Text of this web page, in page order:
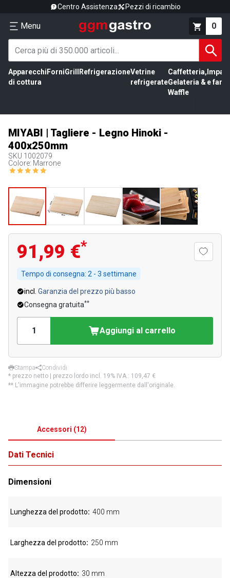
Centro Assistenza Pezzi di ricambio
Menu 0
Apparecchi
di cottura
ForniGrill RefrigerazioneVetrine
refrigerate
Caffetteria,
Gelateria &
Waffle
e
MIYABI | Tagliere - Legno Hinoki -
400x250mm
SKU 1002079
Colore: Marrone
91,99 €*
Tempo di consegna: 2 - 3 settimane
incl. Garanzia del prezzo più basso
Consegna gratuita**
Aggiungi al carrello
Stampa
Condividi
* prezzo netto | prezzo lordo incl. 19% IVA.: 109,47 €
** L'immagine potrebbe differire leggermente dall'originale.
Accessori (12)
Dati Tecnici
Dimensioni
Lunghezza del prodotto 400 mm
Larghezza del prodotto 250 mm
Altezza del prodotto 30 mm